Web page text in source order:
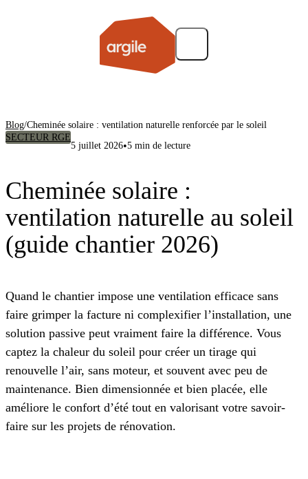
Blog/Cheminée solaire : ventilation naturelle renforcée par le soleil
SECTEUR RGE
5 juillet 2026•5 min de lecture
Cheminée solaire :
ventilation naturelle au soleil
(guide chantier 2026)
Quand le chantier impose une ventilation efficace sans
faire grimper la facture ni complexifier l’installation, une
solution passive peut vraiment faire la différence. Vous
captez la chaleur du soleil pour créer un tirage qui
renouvelle l’air, sans moteur, et souvent avec peu de
maintenance. Bien dimensionnée et bien placée, elle
améliore le confort d’été tout en valorisant votre savoir-
faire sur les projets de rénovation.